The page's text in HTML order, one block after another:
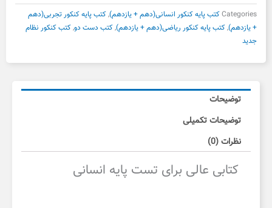
سبز
دیست
دوم
عدد
Categoriesکتب پایه کنکور انسانی(دهم + یازدهم),کتب پایه کنکور تجربی(دهم
+ یازدهم),کتب پایه کنکور ریاضی(دهم + یازدهم),کتب دست دو,کتب کنکور نظام
جدید
توضیحات
توضیحات تکمیلی
نظرات (0)
کتابی عالی برای تست پایه انسانی